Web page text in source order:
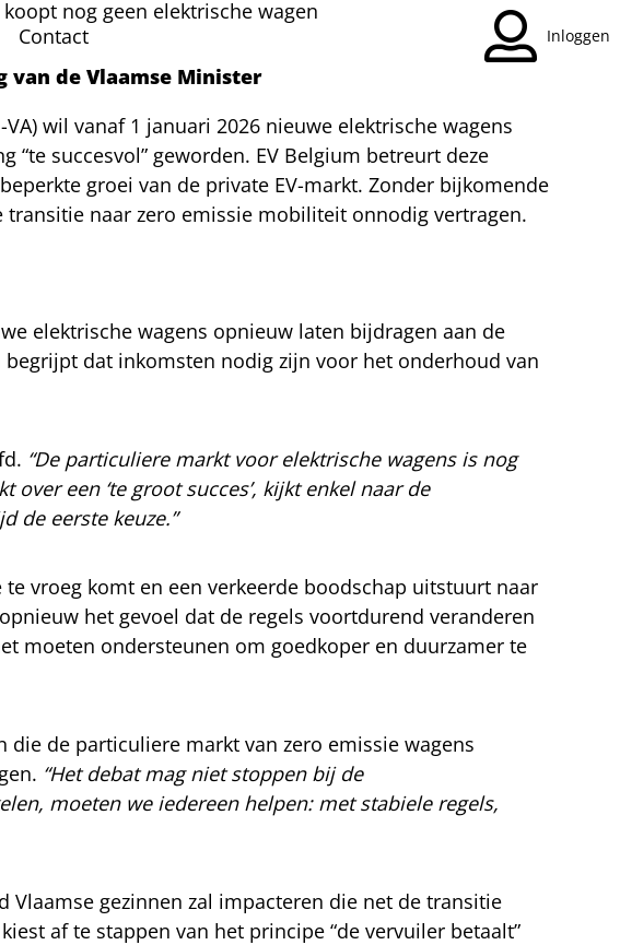
Contact Inloggen
nog geen elektrische wagen
van de Vlaamse Minister
wil vanaf 1 januari 2026 nieuwe elektrische wagens
succesvol” geworden. EV Belgium betreurt deze
groei van de private EV-markt. Zonder bijkomende
naar zero emissie mobiliteit onnodig vertragen.
elektrische wagens opnieuw laten bijdragen aan de
begrijpt dat inkomsten nodig zijn voor het onderhoud van
“De particuliere markt voor elektrische wagens is nog
over een ‘te groot succes’, kijkt enkel naar de
de eerste keuze.”
vroeg komt en een verkeerde boodschap uitstuurt naar
het gevoel dat de regels voortdurend veranderen
moeten ondersteunen om goedkoper en duurzamer te
de particuliere markt van zero emissie wagens
“Het debat mag niet stoppen bij de
moeten we iedereen helpen: met stabiele regels,
gezinnen zal impacteren die net de transitie
af te stappen van het principe “de vervuiler betaalt”